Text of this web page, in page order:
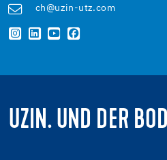
ch@uzin-utz.com
UZIN. UND DER